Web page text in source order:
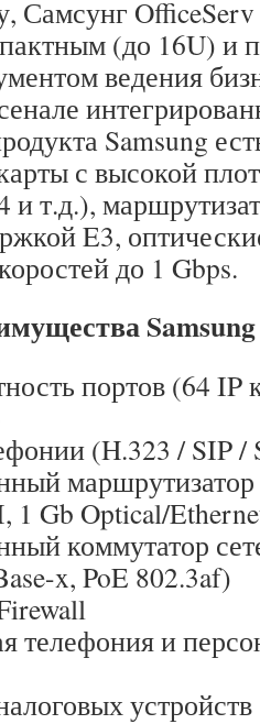
Самсунг OfficeServ
(до 16U) и
ведения
Samsung
с высокой
т.д.),
E3,
до 1 Gbps.
Samsung
портов (64 IP
(H.323 / SIP /
маршрутизатор
1 Gb Optical/
коммутатор
x, PoE 802.3af)
телефония и